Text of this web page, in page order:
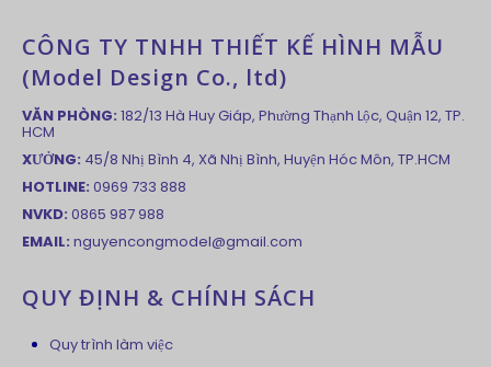
CÔNG TY TNHH THIẾT KẾ HÌNH MẪU
(Model Design Co., ltd)
VĂN PHÒNG: 182/13 Hà Huy Giáp, Phường Thạnh Lộc, Quận 12, TP.
HCM
XƯỞNG: 45/8 Nhị Bình 4, Xã Nhị Bình, Huyện Hóc Môn, TP.HCM
HOTLINE: 0969 733 888
NVKD: 0865 987 988
EMAIL: nguyencongmodel@gmail.com
QUY ĐỊNH & CHÍNH SÁCH
Quy trình làm việc